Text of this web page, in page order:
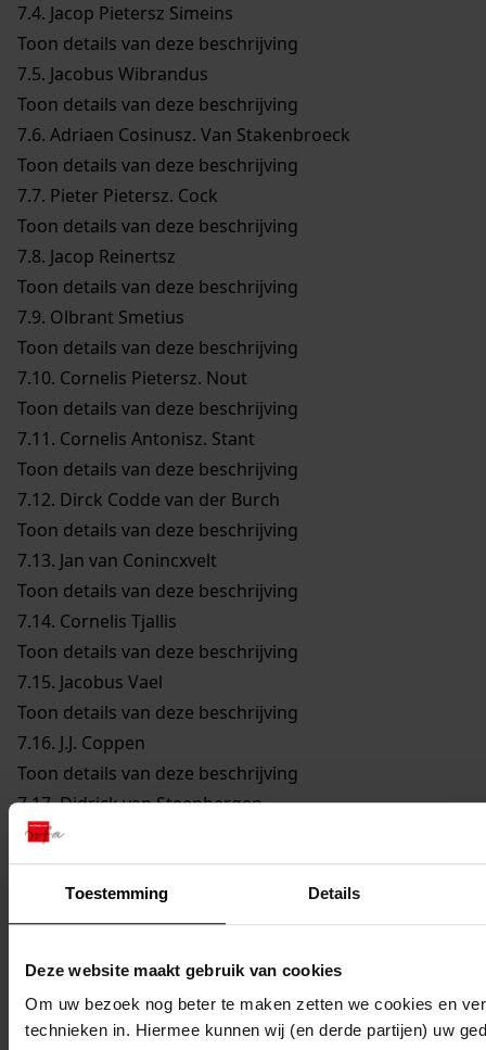
Toestemming Details
Deze website maakt gebruik van cookies
Om uw bezoek nog beter te maken zetten we cookies en
technieken in. Hiermee kunnen wij (en derde partijen) uw
7.4. Jacop Pietersz Simeins
Toon details van deze beschrijving
7.5. Jacobus Wibrandus
Toon details van deze beschrijving
7.6. Adriaen Cosinusz. Van Stakenbroeck
Toon details van deze beschrijving
7.7. Pieter Pietersz. Cock
Toon details van deze beschrijving
7.8. Jacop Reinertsz
Toon details van deze beschrijving
7.9. Olbrant Smetius
Toon details van deze beschrijving
7.10. Cornelis Pietersz. Nout
Toon details van deze beschrijving
7.11. Cornelis Antonisz. Stant
Toon details van deze beschrijving
7.12. Dirck Codde van der Burch
Toon details van deze beschrijving
7.13. Jan van Conincxvelt
Toon details van deze beschrijving
7.14. Cornelis Tjallis
Toon details van deze beschrijving
7.15. Jacobus Vael
Toon details van deze beschrijving
7.16. J.J. Coppen
Toon details van deze beschrijving
7.17.Didrick van Steenbergen
Toon details van deze beschrijving
7.18.Reijer Claesz. Sampson
Toon details van deze beschrijving
7.19.Remmet Jansz. Keijser
Joannes Cleyers
Toon details van deze beschrijving